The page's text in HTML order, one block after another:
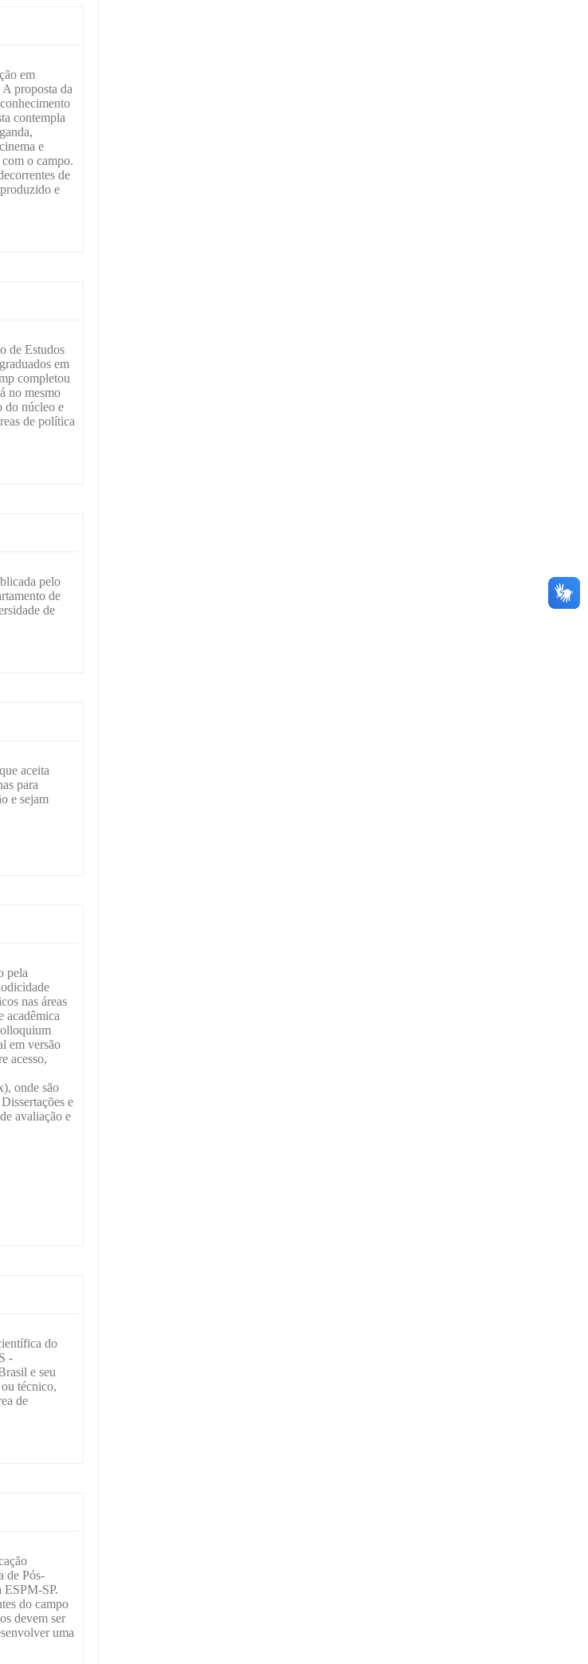
em
proposta da
contempla
e
o campo.
de
e
de Estudos
em
completou
no mesmo
do núcleo e
de política
pelo
de
de
aceita
para
e sejam
pela
nas áreas
acadêmica
em versão
acesso,
onde são
e
avaliação e
do
-
e seu
técnico,
de
de Pós-
ESPM-SP.
do campo
devem ser
uma